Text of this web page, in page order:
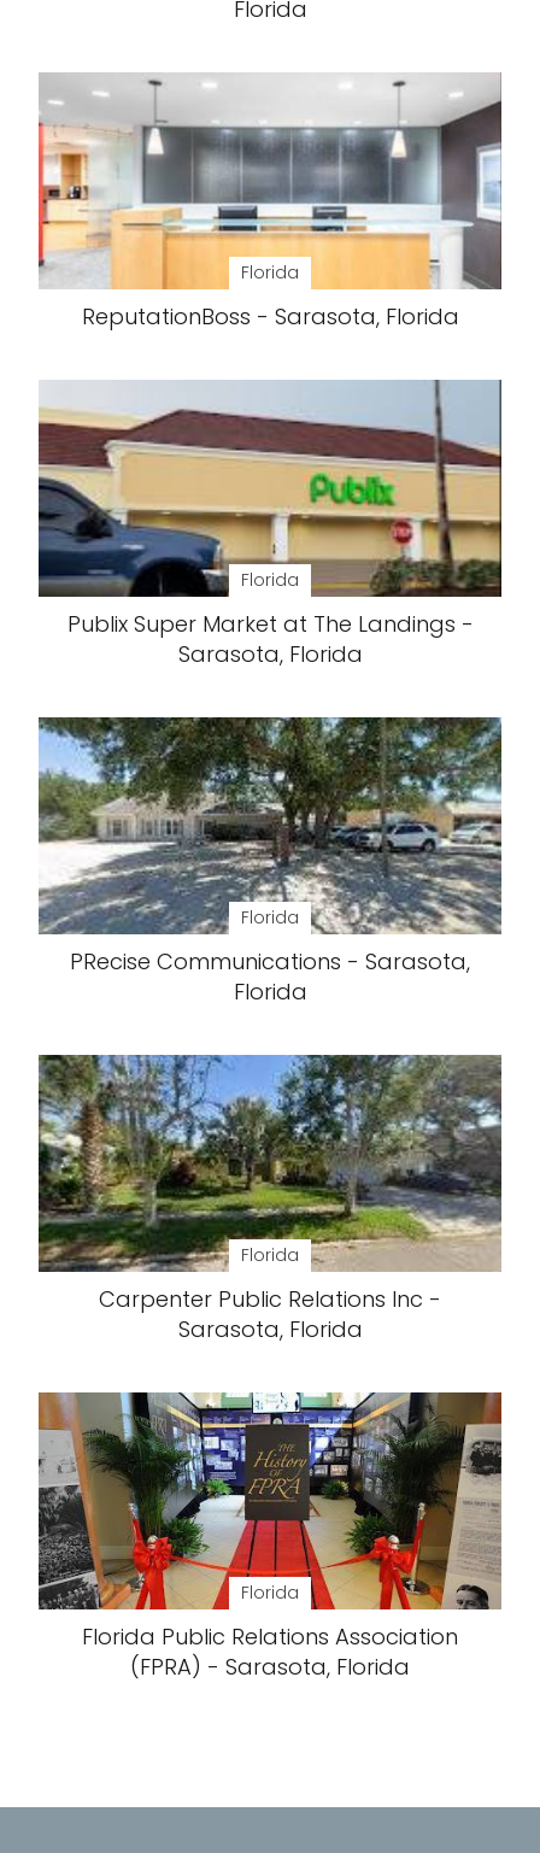
Florida
Florida
ReputationBoss - Sarasota, Florida
Florida
Publix Super Market at The Landings -
Sarasota, Florida
Florida
PRecise Communications - Sarasota,
Florida
Florida
Carpenter Public Relations Inc -
Sarasota, Florida
Florida
Florida Public Relations Association
(FPRA) - Sarasota, Florida